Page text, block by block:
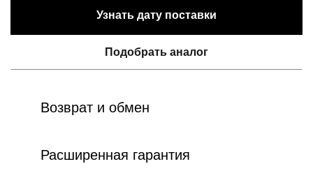
Узнать дату поставки
Подобрать аналог
Возврат и обмен
Расширенная гарантия